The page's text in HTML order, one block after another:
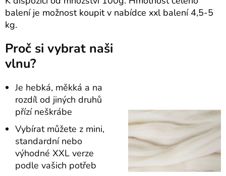
balení je možnost koupit v nabídce xxl balení 4,5-5
kg.
Proč si vybrat naši
vlnu?
Je hebká, měkká a na
rozdíl od jiných druhů
přízí neškrábe
Vybírat můžete z mini,
standardní nebo
výhodné XXL verze
podle vašich potřeb